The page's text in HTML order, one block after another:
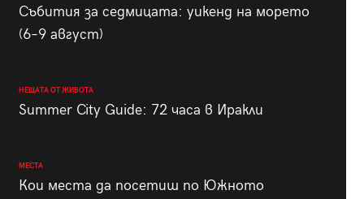
Събития за седмицата: уикенд на морето
(6–9 август)
НЕЩАТА ОТ ЖИВОТА
Summer City Guide: 72 часа в Иракли
МЕСТА
Кои места да посетиш по Южното